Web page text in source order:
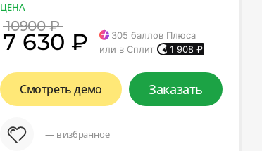
ЦЕНА
10900 ₽
7 630 ₽ 305 баллов Плюса
или в Сплит
1 908 ₽
Смотреть демо Заказать
— в избранное